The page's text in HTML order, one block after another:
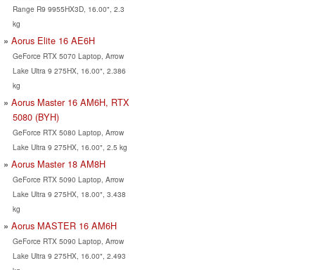
Range R9 9955HX3D, 16.00", 2.3
kg
Aorus Elite 16 AE6H
GeForce RTX 5070 Laptop, Arrow
Lake Ultra 9 275HX, 16.00", 2.386
kg
Aorus Master 16 AM6H, RTX
5080 (BYH)
GeForce RTX 5080 Laptop, Arrow
Lake Ultra 9 275HX, 16.00", 2.5 kg
Aorus Master 18 AM8H
GeForce RTX 5090 Laptop, Arrow
Lake Ultra 9 275HX, 18.00", 3.438
kg
Aorus MASTER 16 AM6H
GeForce RTX 5090 Laptop, Arrow
Lake Ultra 9 275HX, 16.00", 2.493